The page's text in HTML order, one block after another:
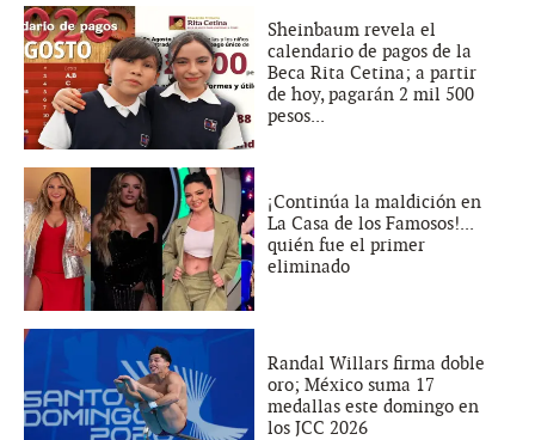
Sheinbaum revela el
calendario de pagos de la
Beca Rita Cetina; a partir
de hoy, pagarán 2 mil 500
pesos...
¡Continúa la maldición en
La Casa de los Famosos!...
quién fue el primer
eliminado
Randal Willars firma doble
oro; México suma 17
medallas este domingo en
los JCC 2026